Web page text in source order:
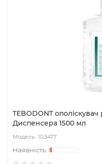
TEBODONT
Диспенсера 1500 мл
10.3477